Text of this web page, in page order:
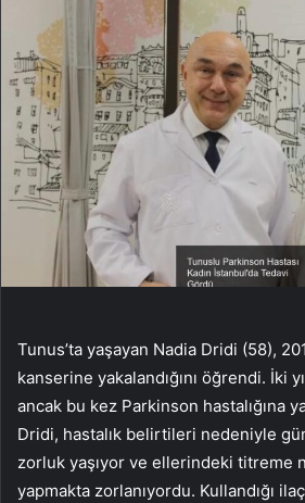
Tunus’ta yaşayan Nadia Dridi (58),
kanserine yakalandığını öğrendi. İki
ancak bu kez Parkinson hastalığına
Dridi, hastalık belirtileri nedeniyle
zorluk yaşıyor ve ellerindeki titreme
yapmakta zorlanıyordu. Kullandığı